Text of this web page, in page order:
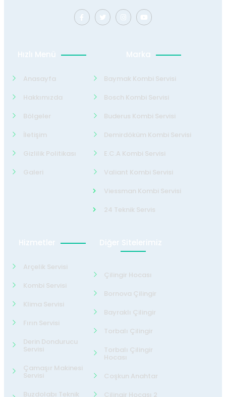
Hızlı Menü
Anasayfa
Hakkımızda
Bölgeler
İletişim
Gizlilik Politikası
Galeri
Marka
Baymak Kombi Servisi
Bosch Kombi Servisi
Buderus Kombi Servisi
Demirdöküm Kombi Servisi
E.C.A Kombi Servisi
Valiant Kombi Servisi
Viessman Kombi Servisi
24 Teknik Servis
Hizmetler
Arçelik Servisi
Kombi Servisi
Klima Servisi
Fırın Servisi
Derin Dondurucu
Servisi
Çamaşır Makinesi
Servisi
Buzdolabı Teknik
Diğer Sitelerimiz
Çilingir Hocası
Bornova Çilingir
Bayraklı Çilingir
Torbalı Çilingir
Torbalı Çilingir
Hocası
Coşkun Anahtar
Çilingir Hocası 2